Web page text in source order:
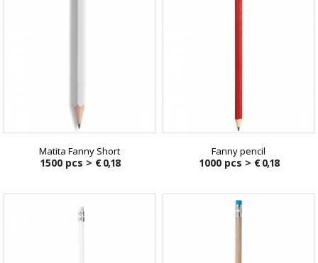
Matita Fanny Short
1500 pcs > € 0,18
Fanny pencil
1000 pcs > € 0,18